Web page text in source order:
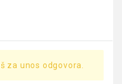
za unos odgovora.